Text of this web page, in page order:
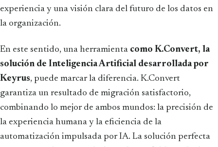
experiencia y una visión clara del futuro de los datos en
la organización.
En este sentido, una herramienta como K.Convert, la
solución de Inteligencia Artificial desarrollada por
Keyrus, puede marcar la diferencia. K.Convert
garantiza un resultado de migración satisfactorio,
combinando lo mejor de ambos mundos: la precisión de
la experiencia humana y la eficiencia de la
automatización impulsada por IA. La solución perfecta